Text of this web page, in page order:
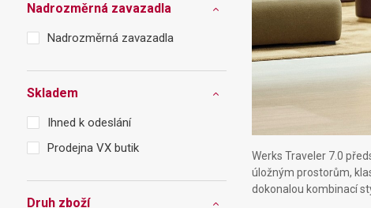
Swiss Card
Multifunkční kleště
Všechny kapesní nože
Sady nožů
Příbory
Broušení nožů
Všechno cestovní vybavení
Nadrozměrná zavazadla
Nadrozměrná zavazadla
Skladem
Ihned k odeslání
Prodejna VX butik
Druh zboží
Werks Traveler 7.0
úložným prostorům,
dokonalou kombinací